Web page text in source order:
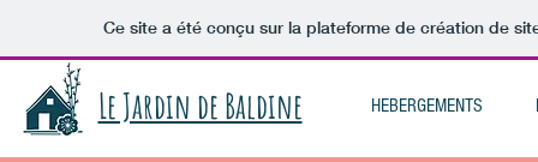
Ce site a été conçu sur la plateforme de création de
Le Jardin de Baldine HEBERGEMENTS